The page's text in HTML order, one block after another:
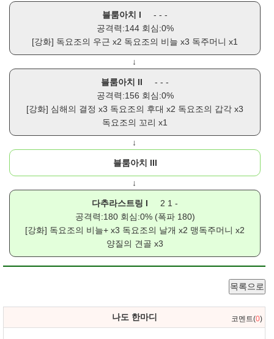
블룸아치 I
- - -
공격력:144 회심:0%
[강화] 독요조의 우근 x2 독요조의 비늘 x3 독주머니 x1
↓
블룸아치 II
- - -
공격력:156 회심:0%
[강화] 심해의 결정 x3 독요조의 후대 x2 독요조의 갑각 x3
독요조의 꼬리 x1
↓
블룸아치 III
↓
다추라스트링 I
2 1 -
공격력:180 회심:0% (폭파 180)
[강화] 독요조의 비늘+ x3 독요조의 날개 x2 맹독주머니 x2
양질의 견골 x3
목록으로
나도 한마디 코멘트(0)